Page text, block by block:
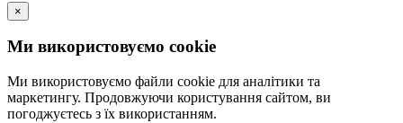
×
Ми використовуємо cookie
Ми використовуємо файли cookie для аналітики та
маркетингу. Продовжуючи користування сайтом, ви
погоджуєтесь з їх використанням.